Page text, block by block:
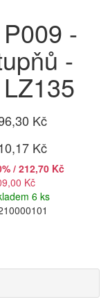
-
-
Kč
Kč
/ 212,70 Kč
Kč
6 ks